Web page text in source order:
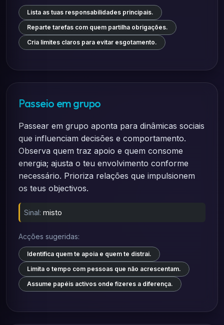
Lista as tuas responsabilidades principais.
Reparte tarefas com quem partilha obrigações.
Cria limites claros para evitar esgotamento.
Passeio em grupo
Passear em grupo aponta para dinâmicas sociais
que influenciam decisões e comportamento.
Observa quem traz apoio e quem consome
energia; ajusta o teu envolvimento conforme
necessário. Prioriza relações que impulsionem
os teus objectivos.
Sinal: misto
Acções sugeridas:
Identifica quem te apoia e quem te distrai.
Limita o tempo com pessoas que não acrescentam.
Assume papéis activos onde fizeres a diferença.